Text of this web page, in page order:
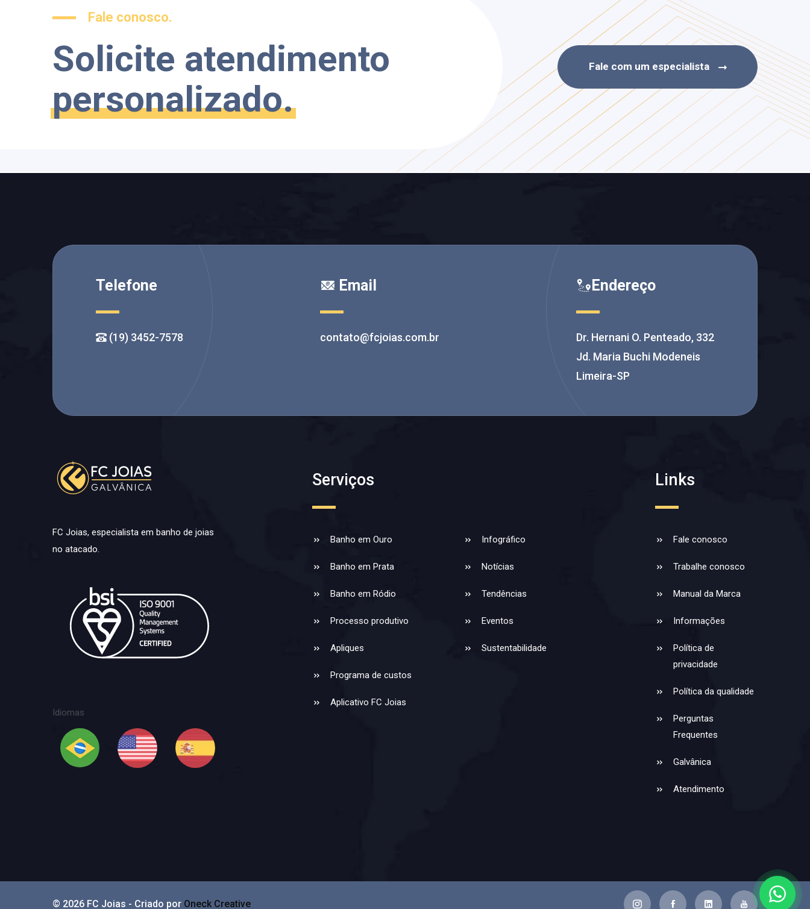
Fale conosco.
Solicite atendimento
personalizado.
Fale com um especialista
Telefone
(19) 3452-7578
Email
contato@fcjoias.com.br
Endereço
Dr. Hernani O. Penteado, 332
Jd. Maria Buchi Modeneis
Limeira-SP
FC Joias, especialista em banho de joias
no atacado.
Idiomas
Serviços
Banho em Ouro
Banho em Prata
Banho em Ródio
Processo produtivo
Apliques
Programa de custos
Aplicativo FC Joias
Infográfico
Notícias
Tendências
Eventos
Sustentabilidade
Links
Fale conosco
Trabalhe conosco
Manual da Marca
Informações
Política de
privacidade
Política da qualidade
Perguntas
Frequentes
Galvânica
Atendimento
© 2026 FC Joias - Criado por Oneck Creative